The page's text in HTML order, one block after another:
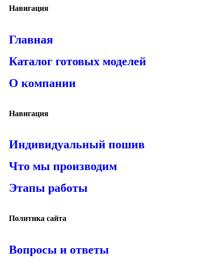
Навигация
Главная
Каталог готовых моделей
О компании
Навигация
Индивидуальный пошив
Что мы производим
Этапы работы
Политика сайта
Вопросы и ответы